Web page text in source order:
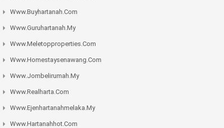
Www.buyhartanah.com
Www.guruhartanah.my
Www.meletopproperties.com
Www.homestaysenawang.com
Www.jombelirumah.my
Www.realharta.com
Www.ejenhartanahmelaka.my
Www.hartanahhot.com